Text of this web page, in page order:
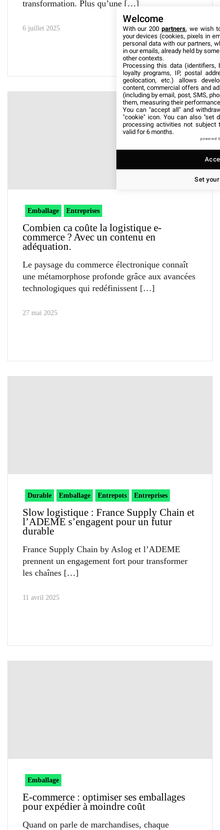
transformation. Plus qu’une
6 juillet 2025
Emballage Entreprises
Combien ca coûte la logistique e-
commerce ? Avec un contenu en
adéquation.
Le paysage du commerce électronique connaît
une métamorphose profonde grâce aux avancées
technologiques qui redéfinissent
27 mai 2025
Durable Emballage Entrepots Entreprises
Slow logistique : France Supply Chain et
l’ADEME s’engagent pour un futur
durable
France Supply Chain by Aslog et l’ADEME
prennent un engagement fort pour transformer
les chaînes
11 avril 2025
Emballage
E-commerce : optimiser ses emballages
pour expédier à moindre coût
Quand on parle de marchandises, chaque
Welcome
With our 200partners, we wish
your devices (cookies, pixels in
personal data with our partners,
in our emails, already held by
other contexts.
Processing this data (identifiers,
loyalty programs, IP, postal
geolocation, etc.) allows
content, commercial offers and
(including by email, post, SMS,
them, measuring their
You can "accept all" and
"cookie" icon. You can also "set
processing activities not subject
valid for 6 months.
powered
Set